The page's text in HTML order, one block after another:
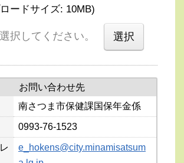
ードサイズ: 10MB)
択してください。
お問い合わせ先
南さつま市保健課国保年金係
0993-76-1523
e_hokens@city.minamisatsum